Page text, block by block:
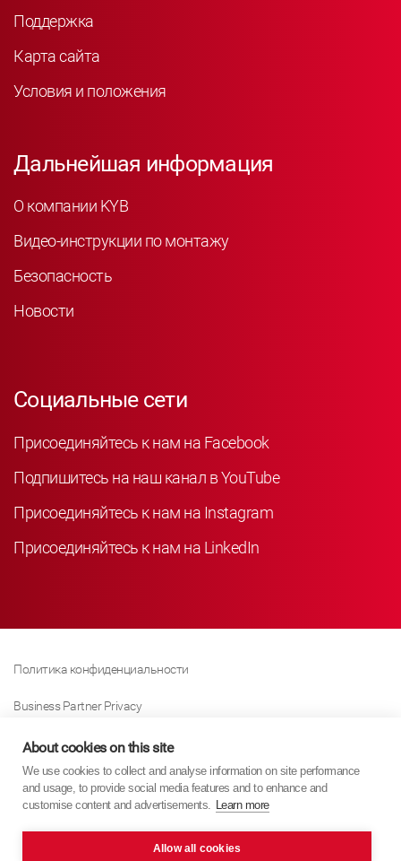
Поддержка
Карта сайта
Условия и положения
Дальнейшая информация
О компании KYB
Видео-инструкции по монтажу
Безопасность
Новости
Социальные сети
Присоединяйтесь к нам на Facebook
Подпишитесь на наш канал в YouTube
Присоединяйтесь к нам на Instagram
Присоединяйтесь к нам на LinkedIn
Политика конфиденциальности
Business Partner Privacy
Политика Использования Файлов «куки»
Modern Slavery Act Policy
About cookies on this site
We use cookies to collect and analyse information on site performance
and usage, to provide social media features and to enhance and
customise content and advertisements. Learn more
Allow all cookies